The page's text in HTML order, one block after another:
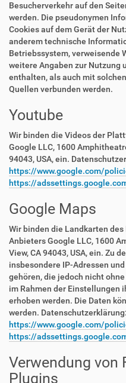
Besucherverkehr auf den
werden. Die pseudonymen
Cookies auf dem Gerät der
anderem technische
Betriebssystem, verweisende
weitere Angaben zur Nutzung
enthalten, als auch mit
Quellen verbunden werden.
Youtube
Wir binden die Videos der
Google LLC, 1600
94043, USA, ein.
https://www.google.com/
https://
Google Maps
Wir binden die Landkarten des
Anbieters Google LLC, 1600
View, CA 94043, USA, ein. Zu
insbesondere IP-Adressen
gehören, die jedoch nicht
im Rahmen der Einstellungen
erhoben werden. Die Daten
werden. Datenschutzerklärung:
https://www.google.com/
https://
Verwendung von
Plugins